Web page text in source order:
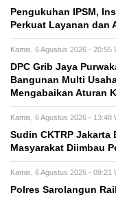
Pengukuhan IPSM,
Perkuat Layanan dan
Kamis, 6 Agustus 2026 - 20:55
DPC Grib Jaya
Bangunan Multi
Mengabaikan Aturan
Kamis, 6 Agustus 2026 - 13:48
Sudin CKTRP Jakarta
Masyarakat Diimbau
Kamis, 6 Agustus 2026 - 09:21
Polres Sarolangun